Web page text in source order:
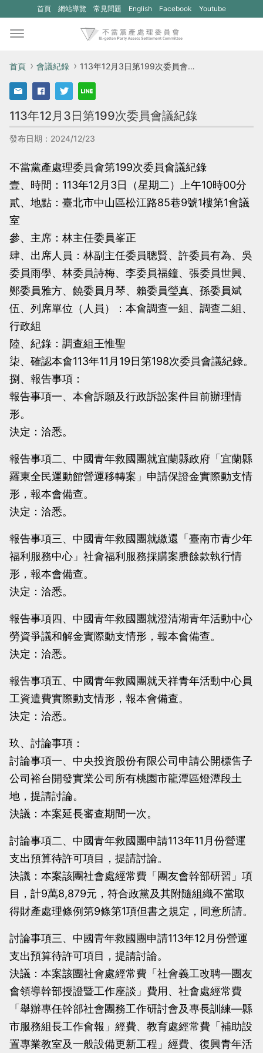
首頁 網站導覽 常見問題 English
(另
視
開
個
新
的
不
當
黨
產
委
會
Facebook
(另
個
新
的
不
當
黨
產
委
會
Youtube
首頁 會議紀錄 113年12月3日第199次委員會議紀錄
113年12月3日第199次委員會議紀錄
發布日期：2024/12/23
不當黨產處理委員會第199次委員會議紀錄
壹、時間：113年12月3日（星期二）上午10時00分
貳、地點：臺北市中山區松江路85巷9號1樓第1會議
室
參、主席：林主任委員峯正
肆、出席人員：林副主任委員聰賢、許委員有為、吳
委員雨學、林委員詩梅、李委員福鐘、張委員世興、
鄭委員雅方、饒委員月琴、賴委員瑩真、孫委員斌
伍、列席單位（人員）：本會調查一組、調查二組、
行政組
陸、紀錄：調查組王惟聖
柒、確認本會113年11月19日第198次委員會議紀錄。
捌、報告事項：
報告事項一、本會訴願及行政訴訟案件目前辦理情
形。
決定：洽悉。
報告事項二、中國青年救國團就宜蘭縣政府「宜蘭縣
羅東全民運動館營運移轉案」申請保證金實際動支情
形，報本會備查。
決定：洽悉。
報告事項三、中國青年救國團就繳還「臺南市青少年
福利服務中心」社會福利服務採購案賸餘款執行情
形，報本會備查。
決定：洽悉。
報告事項四、中國青年救國團就澄清湖青年活動中心
勞資爭議和解金實際動支情形，報本會備查。
決定：洽悉。
報告事項五、中國青年救國團就天祥青年活動中心員
工資遣費實際動支情形，報本會備查。
決定：洽悉。
玖、討論事項：
討論事項一、中央投資股份有限公司申請公開標售子
公司裕台開發實業公司所有桃園市龍潭區燈潭段土
地，提請討論。
決議：本案延長審查期間一次。
討論事項二、中國青年救國團申請113年11月份營運
支出預算待許可項目，提請討論。
決議：本案該團社會處經常費「團友會幹部研習」項
目，計9萬8,879元，符合政黨及其附隨組織不當取
得財產處理條例第9條第1項但書之規定，同意所請。
討論事項三、中國青年救國團申請113年12月份營運
支出預算待許可項目，提請討論。
決議：本案該團社會處經常費「社會義工改聘—團友
會領導幹部授證暨工作座談」費用、社會處經常費
「舉辦專任幹部社會團務工作研討會及專長訓練—縣
市服務組長工作會報」經費、教育處經常費「補助設
置專業教室及一般設備更新工程」經費、復興青年活